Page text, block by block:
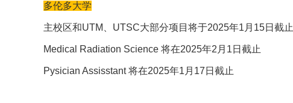
多伦多大学
主校区和UTM、UTSC大部分项目将于2025年1月15日截止
Medical Radiation Science 将在2025年2月1日截止
Pysician Assisstant 将在2025年1月17日截止